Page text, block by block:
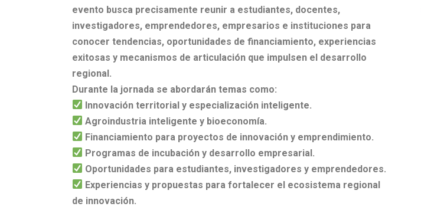
evento busca precisamente reunir a estudiantes, docentes,
investigadores, emprendedores, empresarios e instituciones para
conocer tendencias, oportunidades de financiamiento, experiencias
exitosas y mecanismos de articulación que impulsen el desarrollo
regional.
Durante la jornada se abordarán temas como:
Innovación territorial y especialización inteligente.
Agroindustria inteligente y bioeconomía.
Financiamiento para proyectos de innovación y emprendimiento.
Programas de incubación y desarrollo empresarial.
Oportunidades para estudiantes, investigadores y emprendedores.
Experiencias y propuestas para fortalecer el ecosistema regional
de innovación.